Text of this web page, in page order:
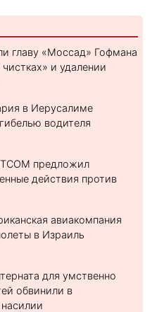
главу «Моссад» Гофмана
и удалении
в Иерусалиме
водителя
предложил
действия против
авиакомпания
в Израиль
для умственно
обвинили в